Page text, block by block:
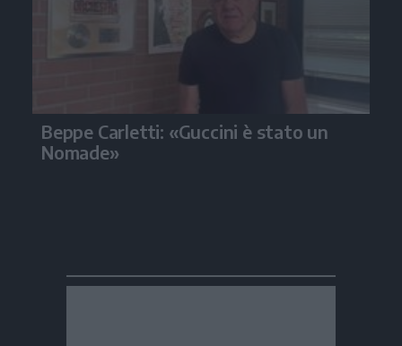
Beppe Carletti: «Guccini è stato un
Nomade»